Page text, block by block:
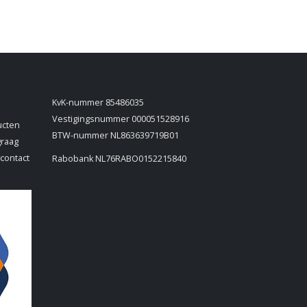
KvK-nummer 85486035
Vestigingsnummer 000051528916
BTW-nummer NL863639719B01
Rabobank NL76RABO0152215840